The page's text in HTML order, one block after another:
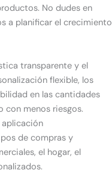
No dudes en
a planificar el crecimiento
transparente y el
flexible, los
en las cantidades
con menos riesgos.
aplicación
de compras y
el hogar, el